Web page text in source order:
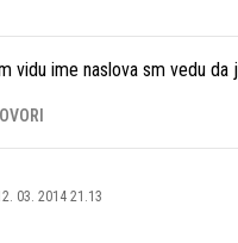
vidu ime naslova sm vedu
03. 2014 21.13